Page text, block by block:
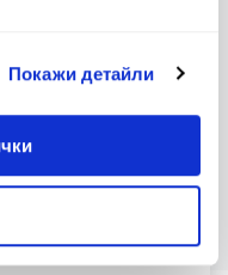
Покажи детайли
За еврото